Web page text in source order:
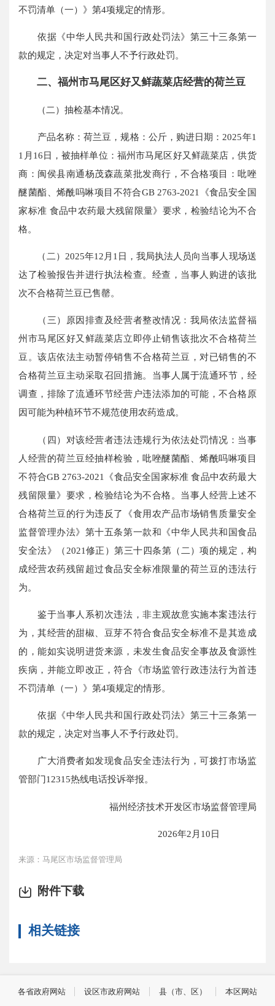
不罚清单（一）》第4项规定的情形。
依据《中华人民共和国行政处罚法》第三十三条第一
款的规定，决定对当事人不予行政处罚。
二、福州市马尾区好又鲜蔬菜店经营的荷兰豆
（二）抽检基本情况。
产品名称：荷兰豆，规格：公斤，购进日期：2025年1
1月16日，被抽样单位：福州市马尾区好又鲜蔬菜店，供货
商：闽侯县南通杨茂森蔬菜批发商行，不合格项目：吡唑
醚菌酯、烯酰吗啉项目不符合GB 2763-2021《食品安全国
家标准 食品中农药最大残留限量》要求，检验结论为不合
格。
（二）2025年12月1日，我局执法人员向当事人现场送
达了检验报告并进行执法检查。经查，当事人购进的该批
次不合格荷兰豆已售罄。
（三）原因排查及经营者整改情况：我局依法监督福
州市马尾区好又鲜蔬菜店立即停止销售该批次不合格荷兰
豆。该店依法主动暂停销售不合格荷兰豆，对已销售的不
合格荷兰豆主动采取召回措施。当事人属于流通环节，经
调查，排除了流通环节经营户违法添加的可能，不合格原
因可能为种植环节不规范使用农药造成。
（四）对该经营者违法违规行为依法处罚情况：当事
人经营的荷兰豆经抽样检验，吡唑醚菌酯、烯酰吗啉项目
不符合GB 2763-2021《食品安全国家标准 食品中农药最大
残留限量》要求，检验结论为不合格。当事人经营上述不
合格荷兰豆的行为违反了《食用农产品市场销售质量安全
监督管理办法》第十五条第一款和《中华人民共和国食品
安全法》（2021修正）第三十四条第（二）项的规定，构
成经营农药残留超过食品安全标准限量的荷兰豆的违法行
为。
鉴于当事人系初次违法，非主观故意实施本案违法行
为，其经营的甜椒、豆芽不符合食品安全标准不是其造成
的，能如实说明进货来源，未发生食品安全事故及食源性
疾病，并能立即改正，符合《市场监管行政违法行为首违
不罚清单（一）》第4项规定的情形。
依据《中华人民共和国行政处罚法》第三十三条第一
款的规定，决定对当事人不予行政处罚。
广大消费者如发现食品安全违法行为，可拨打市场监
管部门12315热线电话投诉举报。
福州经济技术开发区市场监督管理局
2026年2月10日
来源：马尾区市场监督管理局
附件下载
相关链接
各省政府网站 设区市政府网站 县（市、区） 本区网站